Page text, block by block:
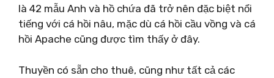
là 42 mẫu Anh và hồ chứa đã trở nên đặc biệt nổi
tiếng với cá hồi nâu, mặc dù cá hồi cầu vồng và cá
hồi Apache cũng được tìm thấy ở đây.
Thuyền có sẵn cho thuê, cũng như tất cả các